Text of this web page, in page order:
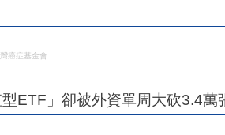
癌症基金會
ETF」卻被外資單周大砍3.4